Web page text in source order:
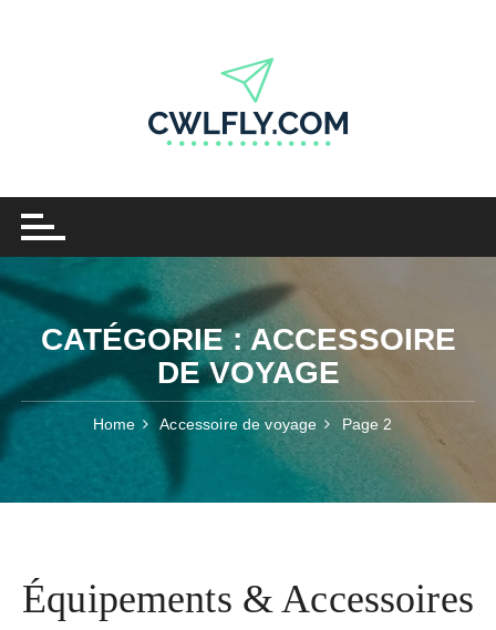
CATÉGORIE :ACCESSOIRE
DE VOYAGE
Home Accessoire de voyage Page 2
Équipements & Accessoires